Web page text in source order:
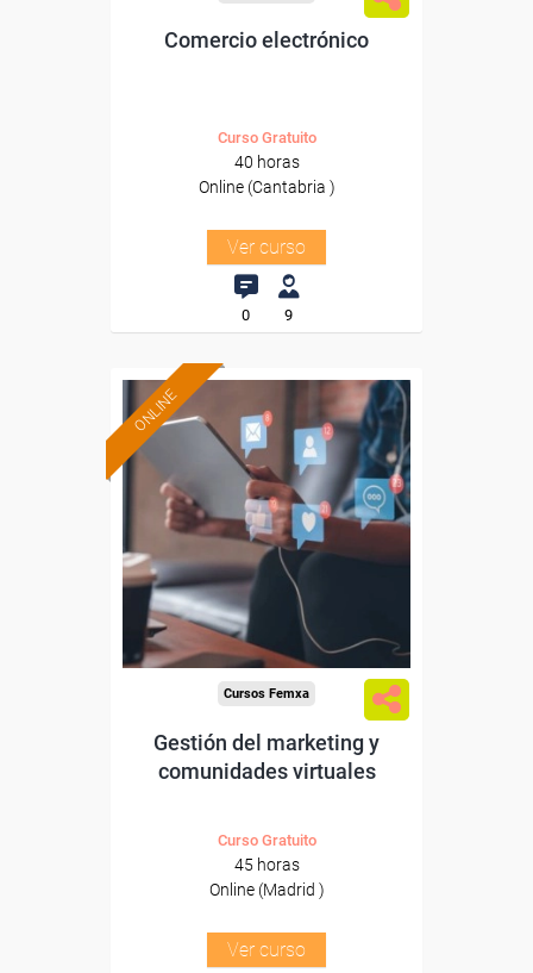
Comercio electrónico
Curso Gratuito
40 horas
Online (Cantabria )
Ver curso
0 9
ONLINE
Formación 100%
subvencionada.
Para desempleados,
trabajadores y autónomos
de Madrid.
Para todos los sectores.
Cursos Femxa
Gestión del marketing y
comunidades virtuales
Curso Gratuito
45 horas
Online (Madrid )
Ver curso